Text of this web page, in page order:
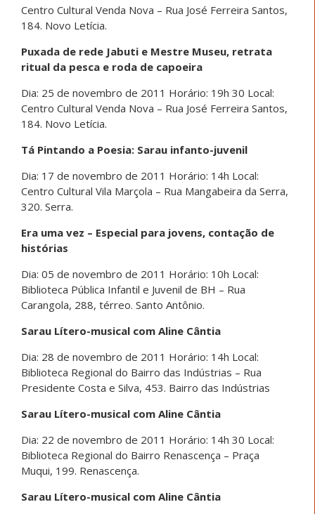
Centro Cultural Venda Nova – Rua José Ferreira Santos,
184. Novo Letícia.
Puxada de rede Jabuti e Mestre Museu, retrata
ritual da pesca e roda de capoeira
Dia: 25 de novembro de 2011 Horário: 19h 30 Local:
Centro Cultural Venda Nova – Rua José Ferreira Santos,
184. Novo Letícia.
Tá Pintando a Poesia: Sarau infanto-juvenil
Dia: 17 de novembro de 2011 Horário: 14h Local:
Centro Cultural Vila Marçola – Rua Mangabeira da Serra,
320. Serra.
Era uma vez – Especial para jovens, contação de
histórias
Dia: 05 de novembro de 2011 Horário: 10h Local:
Biblioteca Pública Infantil e Juvenil de BH – Rua
Carangola, 288, térreo. Santo Antônio.
Sarau Lítero-musical com Aline Cântia
Dia: 28 de novembro de 2011 Horário: 14h Local:
Biblioteca Regional do Bairro das Indústrias – Rua
Presidente Costa e Silva, 453. Bairro das Indústrias
Sarau Lítero-musical com Aline Cântia
Dia: 22 de novembro de 2011 Horário: 14h 30 Local:
Biblioteca Regional do Bairro Renascença – Praça
Muqui, 199. Renascença.
Sarau Lítero-musical com Aline Cântia